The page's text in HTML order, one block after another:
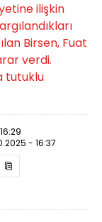
ilişkin
Birsen, Fuat
verdi.
tutuklu
- 16:37